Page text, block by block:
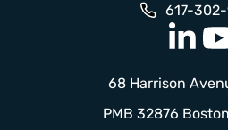
617-
68 Harrison
PMB 32876